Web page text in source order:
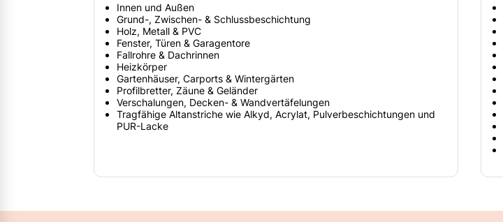
Innen und Außen
Grund-, Zwischen- & Schlussbeschichtung
Holz, Metall & PVC
Fenster, Türen & Garagentore
Fallrohre & Dachrinnen
Heizkörper
Gartenhäuser, Carports & Wintergärten
Profilbretter, Zäune & Geländer
Verschalungen, Decken- & Wandvertäfelungen
Tragfähige Altanstriche wie Alkyd, Acrylat, Pulverbeschichtungen und
PUR-Lacke